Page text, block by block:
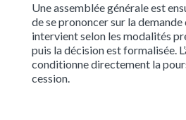
Une assemblée générale est
de se prononcer sur la demande
intervient selon les modalités
puis la décision est formalisée.
conditionne directement la
cession.